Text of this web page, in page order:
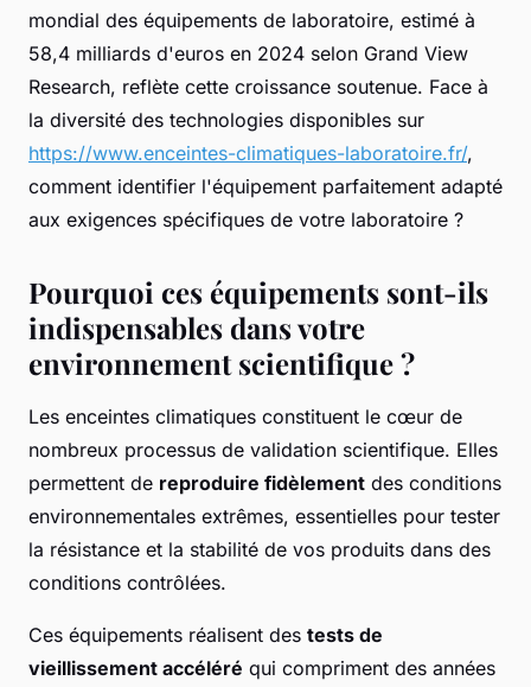
mondial des équipements de laboratoire, estimé à
58,4 milliards d'euros en 2024 selon Grand View
Research, reflète cette croissance soutenue. Face à
la diversité des technologies disponibles sur
https://www.enceintes-climatiques-laboratoire.fr/,
comment identifier l'équipement parfaitement adapté
aux exigences spécifiques de votre laboratoire ?
Pourquoi ces équipements sont-ils
indispensables dans votre
environnement scientifique ?
Les enceintes climatiques constituent le cœur de
nombreux processus de validation scientifique. Elles
permettent de reproduire fidèlement des conditions
environnementales extrêmes, essentielles pour tester
la résistance et la stabilité de vos produits dans des
conditions contrôlées.
Ces équipements réalisent des tests de
vieillissement accéléré qui compriment des années